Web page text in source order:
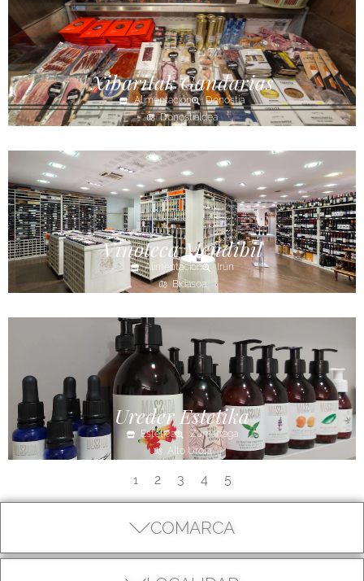
COMARCA
Xibaritak Gandarias
Alimentación
Donostia
Donostialdea
Vinoteca Mendibil
Alimentación
Irún
Bidasoa
Ureder Estetika
Estética
Zumarraga
Alto Urola
1 2 3 4 5